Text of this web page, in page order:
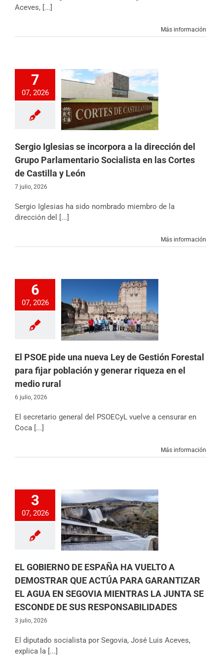
Aceves, [...]
Más información
7
07, 2026
se incorpora
del Grupo
Socialista en
de Castilla y
Sergio Iglesias se incorpora a la dirección del
Grupo Parlamentario Socialista en las Cortes
de Castilla y León
7 julio, 2026
Sergio Iglesias ha sido nombrado miembro de la
dirección del [...]
Más información
6
07, 2026
Forestal para
el medio rural
El PSOE pide una nueva Ley de Gestión Forestal
para fijar población y generar riqueza en el
medio rural
6 julio, 2026
El secretario general del PSOECyL vuelve a censurar en
Coca [...]
Más información
3
07, 2026
DE ESPAÑA
A DEMOSTRAR
EL AGUA EN
ESCONDE DE
Castilla y León
EL GOBIERNO DE ESPAÑA HA VUELTO A
DEMOSTRAR QUE ACTÚA PARA GARANTIZAR
EL AGUA EN SEGOVIA MIENTRAS LA JUNTA SE
ESCONDE DE SUS RESPONSABILIDADES
3 julio, 2026
El diputado socialista por Segovia, José Luis Aceves,
explica la [...]